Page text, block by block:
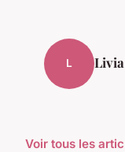
L Livia
Voir tous les